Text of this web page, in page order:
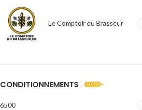
Le Comptoir du Brasseur
CONDITIONNEMENTS
6500